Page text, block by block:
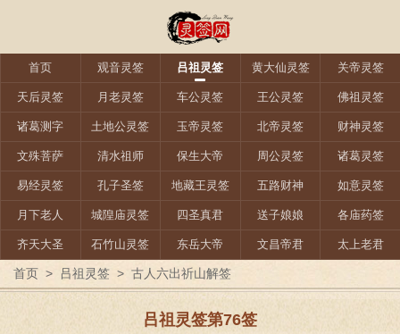
首页 观音灵签 吕祖灵签 黄大仙灵签 关帝灵签
天后灵签 月老灵签 车公灵签 王公灵签 佛祖灵签
诸葛测字 土地公灵签 玉帝灵签 北帝灵签 财神灵签
文殊菩萨 清水祖师 保生大帝 周公灵签 诸葛灵签
易经灵签 孔子圣签 地藏王灵签 五路财神 如意灵签
月下老人 城隍庙灵签 四圣真君 送子娘娘 各庙药签
齐天大圣 石竹山灵签 东岳大帝 文昌帝君 太上老君
首页 > 吕祖灵签 > 古人六出祈山解签
吕祖灵签第76签